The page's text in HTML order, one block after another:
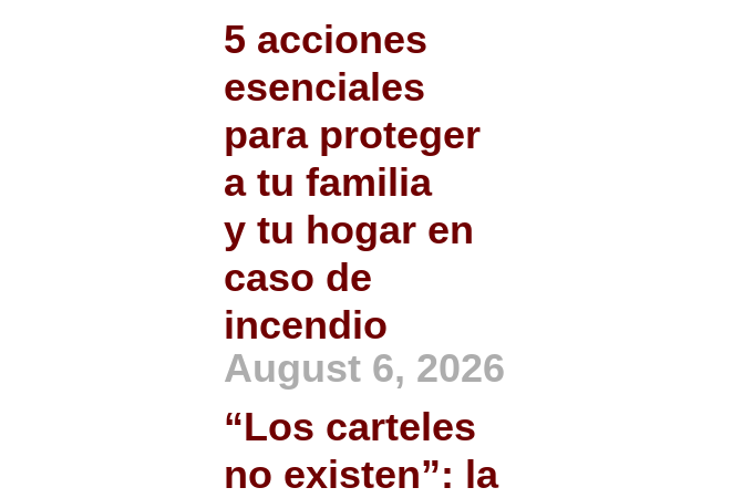
5 acciones
esenciales
para proteger
a tu familia
y tu hogar en
caso de
incendio
August 6, 2026
“Los carteles
no existen”: la